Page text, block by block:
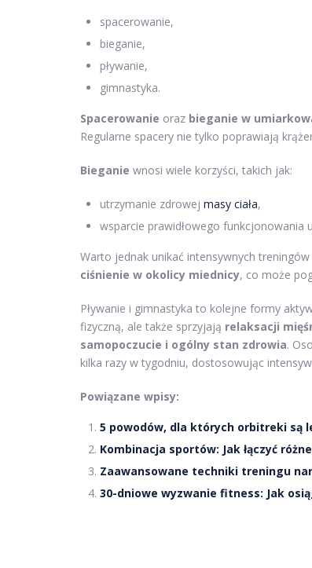
spacerowanie,
bieganie,
pływanie,
gimnastyka.
Spacerowanie oraz bieganie w
Regularne spacery nie tylko poprawiają
Bieganie wnosi wiele korzyści, takich jak:
utrzymanie zdrowej masy ciała,
wsparcie prawidłowego funkcjonowania
Warto jednak unikać intensywnych
ciśnienie w okolicy miednicy, co może
Pływanie i gimnastyka to kolejne formy
fizyczną, ale także sprzyjają relaksacji
samopoczucie i ogólny stan zdrowia.
kilka razy w tygodniu, dostosowując
Powiązane wpisy:
5 powodów, dla których orbitreki są
Kombinacja sportów: Jak łączyć
Zaawansowane techniki treningu
30-dniowe wyzwanie fitness: Jak